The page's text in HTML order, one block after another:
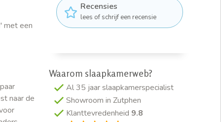
met een
naar de
Recensies
lees of schrijf een recensie
Waarom slaapkamerweb?
Al 35 jaar slaapkamerspecialist
Showroom in Zutphen
Klanttevredenheid 9.8